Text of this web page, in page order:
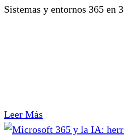
Sistemas y entornos 365 en
Leer Más